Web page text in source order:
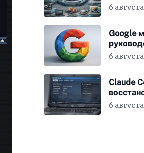
6
Google
6
Claude
BIOS
6